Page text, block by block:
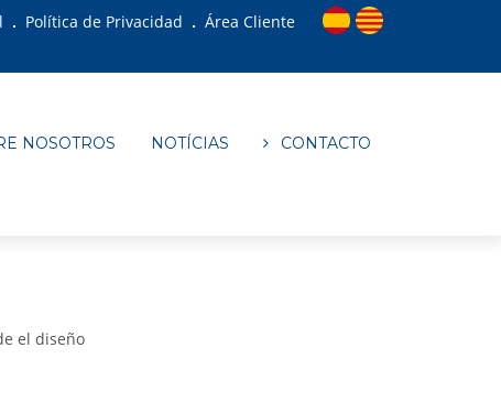
Política de Privacidad Área Cliente
NOSOTROS NOTÍCIAS CONTACTO
el diseño